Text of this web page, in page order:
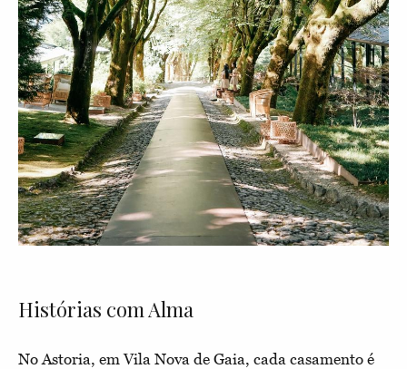
Histórias com Alma
No Astoria, em Vila Nova de Gaia, cada casamento é